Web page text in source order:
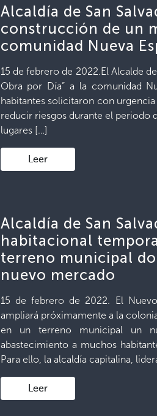
Alcaldía de San
construcción de un
comunidad Nueva
15 de febrero de 2022.El Alcalde
Obra por Día” a la comunidad
habitantes solicitaron con
reducir riesgos durante el periodo
lugares […]
Leer
Alcaldía de San
habitacional
terreno municipal
nuevo mercado
15 de febrero de 2022. El
ampliará próximamente a la
en un terreno municipal un
abastecimiento a muchos
Para ello, la alcaldía capitalina,
Leer